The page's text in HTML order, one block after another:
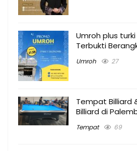
Umroh plus
Terbukti
Umroh 27
Tempat Billiard
Billiard di
Tempat 69